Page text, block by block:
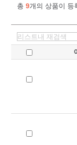
총 9개의 상품이 등